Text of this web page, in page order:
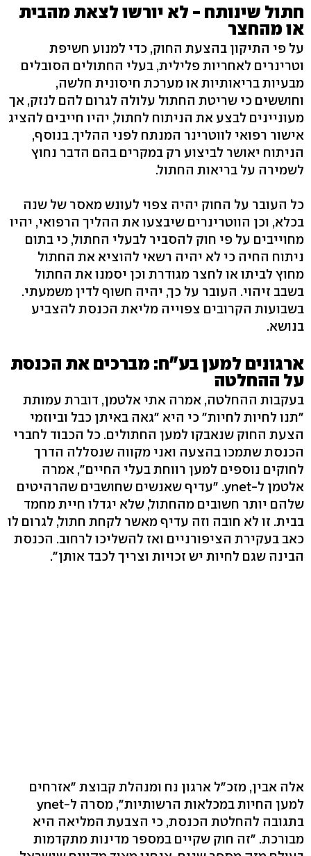
חתול שינותח - לא יורשו לצאת מהבית
או מהחצר
על פי התיקון בהצעת החוק, כדי למנוע חשיפת
וטרינרים לאחריות פלילית, בעלי החתולים הסובלים
מבעיות בריאותיות או מערכת חיסונית חלשה,
וחוששים כי שריטת החתול עלולה לגרום להם לנזק, אך
מעוניינים לבצע את הניתוח לחתול, יהיו חייבים להציג
אישור רפואי לווטרינר המנתח לפני ההליך. בנוסף,
הניתוח יאושר לביצוע רק במקרים בהם הדבר נחוץ
לשמירה על בריאות החתול.
כל העובר על החוק יהיה צפוי לעונש מאסר של שנה
בכלא, וכן הווטרינרים שיבצעו את ההליך הרפואי, יהיו
מחוייבים על פי חוק להסביר לבעלי החתול, כי בתום
ניתוח החיה כי לא יהיה רשאי להוציא את החתול
מחוץ לביתו או לחצר מגודרת וכן יסמנו את החתול
בשבב זיהוי. העובר על כך, יהיה חשוף לדין משמעתי.
בשבועות הקרובים צפוייה מליאת הכנסת להצביע
בנושא.
ארגונים למען בע"ח: מברכים את הכנסת
על ההחלטה
בעקבות ההחלטה, אמרה אתי אלטמן, דוברת עמותת
"תנו לחיות לחיות" כי היא "גאה באיתן כבל וביוזמי
הצעת החוק שנאבקו למען החתולים. כל הכבוד לחברי
הכנסת שתמכו בהצעה ואני מקווה שנסללה הדרך
לחוקים נוספים למען רווחת בעלי החיים", אמרה
אלטמן ל-ynet. "עדיף שאנשים שחושבים שהרהיטים
שלהם יותר חשובים מהחתול, שלא יגדלו חיית מחמד
בבית. זו לא חובה וזה עדיף מאשר לקחת חתול, לגרום לו
כאב בעקירת הציפורניים ואז להשליכו לרחוב. הכנסת
הבינה שגם לחיות יש זכויות וצריך לכבד אותן".
אלה אבין, מזכ"ל ארגון נח ומנהלת קבוצת "אזרחים
למען החיות במכלאות הרשותיות", מסרה ל-ynet
בתגובה להחלטת הכנסת, כי הצבעת המליאה היא
מבורכת. "זה חוק שקיים במספר מדינות מתקדמות